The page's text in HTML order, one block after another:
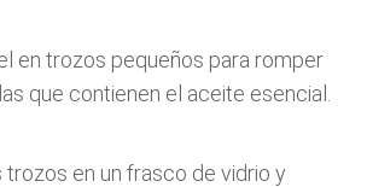
en trozos pequeños para romper
que contienen el aceite esencial.
trozos en un frasco de vidrio y